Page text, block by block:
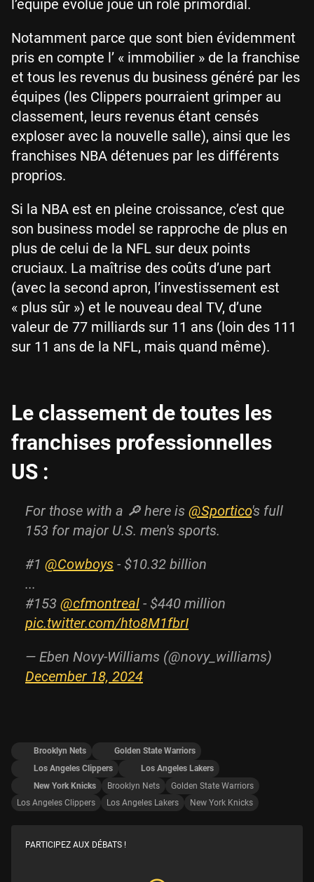
l’équipe évolue joue un rôle primordial.
Notamment parce que sont bien évidemment
pris en compte l’ « immobilier » de la franchise
et tous les revenus du business généré par les
équipes (les Clippers pourraient grimper au
classement, leurs revenus étant censés
exploser avec la nouvelle salle), ainsi que les
franchises NBA détenues par les différents
proprios.
Si la NBA est en pleine croissance, c’est que
son business model se rapproche de plus en
plus de celui de la NFL sur deux points
cruciaux. La maîtrise des coûts d’une part
(avec la second apron, l’investissement est
« plus sûr ») et le nouveau deal TV, d’une
valeur de 77 milliards sur 11 ans (loin des 111
sur 11 ans de la NFL, mais quand même).
Le classement de toutes les
franchises professionnelles
US :
For those with a 🔎 here is @Sportico's full
153 for major U.S. men's sports.
#1 @Cowboys - $10.32 billion
...
#153 @cfmontreal - $440 million
pic.twitter.com/hto8M1fbrI
— Eben Novy-Williams (@novy_williams)
December 18, 2024
Brooklyn Nets
Golden State Warriors
Los Angeles Clippers
Los Angeles Lakers
New York Knicks
Brooklyn Nets
Golden State Warriors
Los Angeles Clippers
Los Angeles Lakers New York Knicks
PARTICIPEZ AUX DÉBATS !